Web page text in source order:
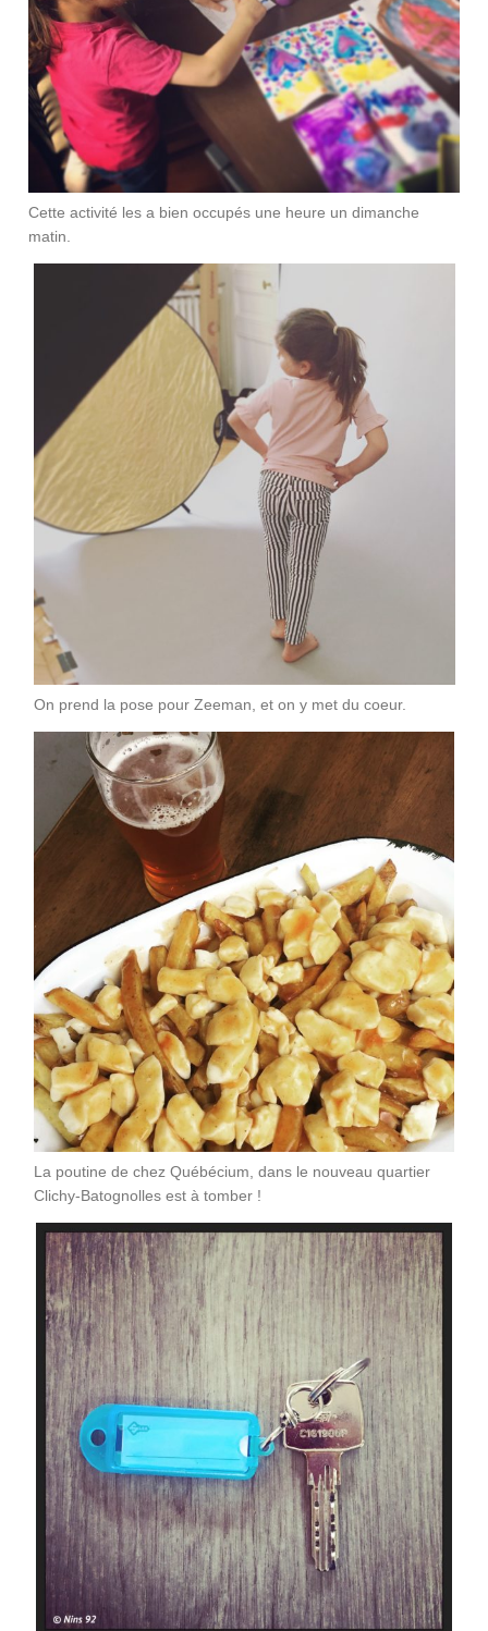
Cette activité les a bien occupés une heure un dimanche
matin.
On prend la pose pour Zeeman, et on y met du coeur.
La poutine de chez Québécium, dans le nouveau quartier
Clichy-Batognolles est à tomber !